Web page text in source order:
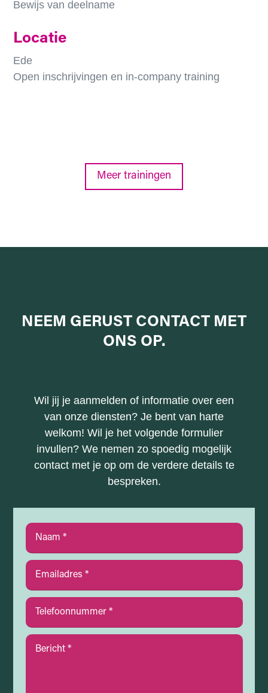
Bewijs van deelname
Locatie
Ede
Open inschrijvingen en in-company training
Meer trainingen
NEEM GERUST CONTACT MET
ONS OP.
Wil jij je aanmelden of informatie over een
van onze diensten? Je bent van harte
welkom! Wil je het volgende formulier
invullen? We nemen zo spoedig mogelijk
contact met je op om de verdere details te
bespreken.